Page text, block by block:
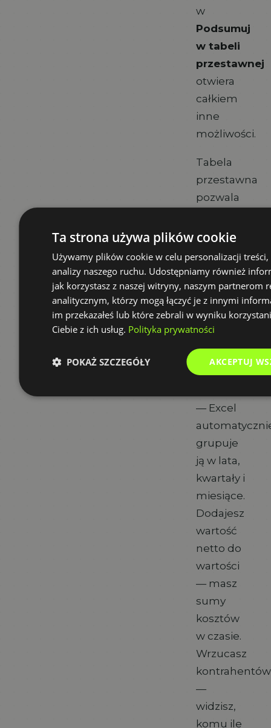
w
Podsumuj
w tabeli
przestawnej
otwiera
całkiem
inne
możliwości.
Tabela
przestawna
pozwala
minut
przekrojowy
widok
danych.
Przeciągasz
datę
do
— Excel
grupuje
ją w lata,
kwartały i
miesiące.
Dodajesz
wartość
netto do
wartości
— masz
sumy
kosztów
w czasie.
Wrzucasz
kontrahentów
—
widzisz,
komu ile
Ta strona używa plików cookie
Używamy plików cookie w celu personalizacji
analizy naszego ruchu. Udostępniamy również
jak korzystasz z naszej witryny, naszym partnerom
analitycznym, którzy mogą łączyć je z innymi
im przekazałeś lub które zebrali w wyniku
Ciebie z ich usług. Polityka prywatności
AKCEPTUJ
POKAŻ SZCZEGÓŁY